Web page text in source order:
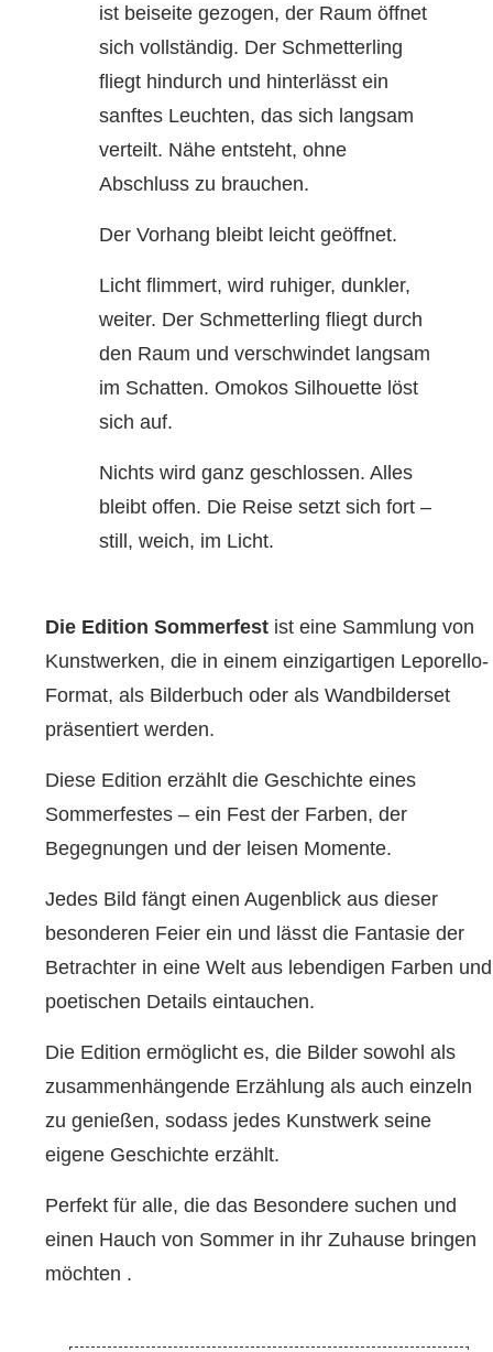
ist beiseite gezogen, der Raum öffnet
sich vollständig. Der Schmetterling
fliegt hindurch und hinterlässt ein
sanftes Leuchten, das sich langsam
verteilt. Nähe entsteht, ohne
Abschluss zu brauchen.
Der Vorhang bleibt leicht geöffnet.
Licht flimmert, wird ruhiger, dunkler,
weiter. Der Schmetterling fliegt durch
den Raum und verschwindet langsam
im Schatten. Omokos Silhouette löst
sich auf.
Nichts wird ganz geschlossen. Alles
bleibt offen. Die Reise setzt sich fort –
still, weich, im Licht.
Die Edition Sommerfest ist eine Sammlung von
Kunstwerken, die in einem einzigartigen Leporello-
Format, als Bilderbuch oder als Wandbilderset
präsentiert werden.
Diese Edition erzählt die Geschichte eines
Sommerfestes – ein Fest der Farben, der
Begegnungen und der leisen Momente.
Jedes Bild fängt einen Augenblick aus dieser
besonderen Feier ein und lässt die Fantasie der
Betrachter in eine Welt aus lebendigen Farben und
poetischen Details eintauchen.
Die Edition ermöglicht es, die Bilder sowohl als
zusammenhängende Erzählung als auch einzeln
zu genießen, sodass jedes Kunstwerk seine
eigene Geschichte erzählt.
Perfekt für alle, die das Besondere suchen und
einen Hauch von Sommer in ihr Zuhause bringen
möchten .